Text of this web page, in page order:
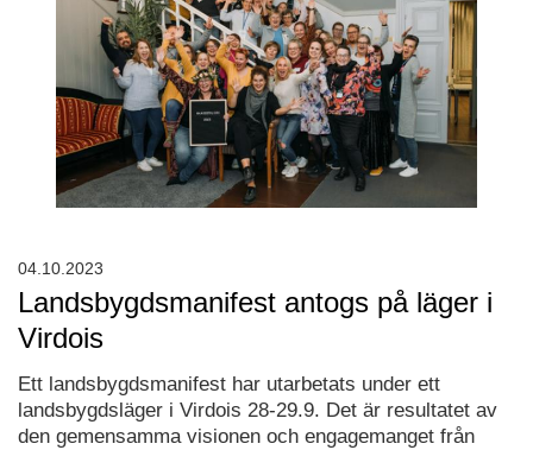
Landsbygdsmanifest antogs på läger i
Virdois
Ett landsbygdsmanifest har utarbetats under ett
landsbygdsläger i Virdois 28-29.9. Det är resultatet av
den gemensamma visionen och engagemanget från
04.10.2023